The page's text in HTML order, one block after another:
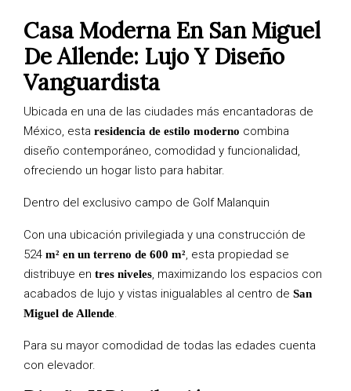
Casa Moderna En San Miguel
De Allende: Lujo Y Diseño
Vanguardista
Ubicada en una de las ciudades más encantadoras de
México, esta residencia de estilo moderno combina
diseño contemporáneo, comodidad y funcionalidad,
ofreciendo un hogar listo para habitar.
Dentro del exclusivo campo de Golf Malanquin
Con una ubicación privilegiada y una construcción de
524 m² en un terreno de 600 m², esta propiedad se
distribuye en tres niveles, maximizando los espacios con
acabados de lujo y vistas inigualables al centro de San
Miguel de Allende.
Para su mayor comodidad de todas las edades cuenta
con elevador.